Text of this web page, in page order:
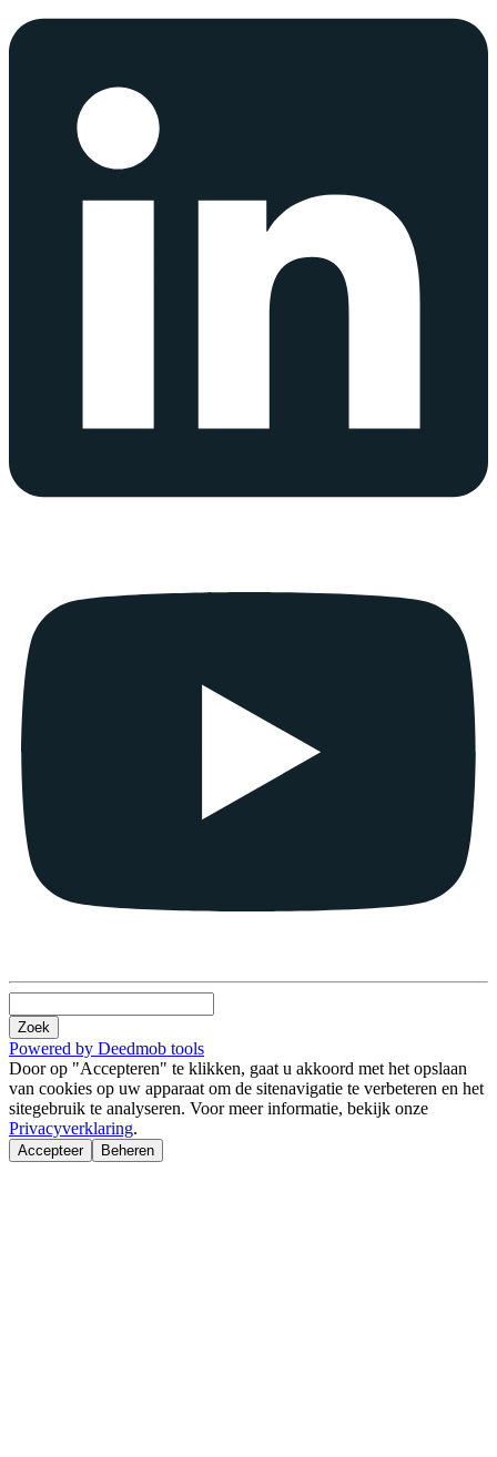
Zoek
Powered by Deedmob tools
Door op "Accepteren" te klikken, gaat u akkoord met het opslaan
van cookies op uw apparaat om de sitenavigatie te verbeteren en het
sitegebruik te analyseren. Voor meer informatie, bekijk onze
Privacyverklaring.
Accepteer Beheren